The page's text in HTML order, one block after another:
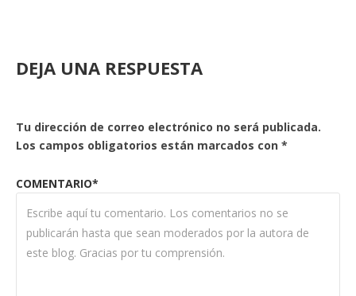
DEJA UNA RESPUESTA
Tu dirección de correo electrónico no será publicada.
Los campos obligatorios están marcados con *
COMENTARIO*